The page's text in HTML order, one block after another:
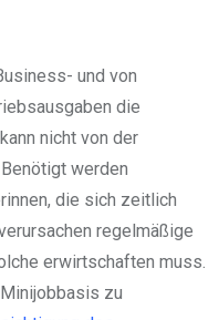
und von
die
nicht von der
werden
die sich zeitlich
regelmäßige
erwirtschaften muss.
zu